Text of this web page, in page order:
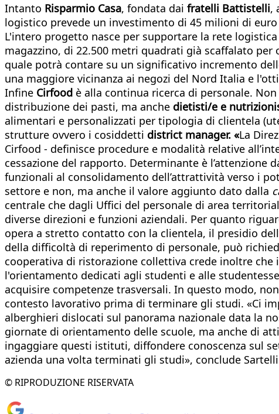
Intanto Risparmio Casa, fondata dai fratelli Battistelli,
logistico prevede un investimento di 45 milioni di
L'intero progetto nasce per supportare la rete
magazzino, di 22.500 metri quadrati già scaffalato
quale potrà contare su un significativo incremento
una maggiore vicinanza ai negozi del Nord Italia e
Infine Cirfood è alla continua ricerca di personale.
distribuzione dei pasti, ma anche dietisti/e e
alimentari e personalizzati per tipologia di clientela
strutture ovvero i cosiddetti district manager. «La
Cirfood - definisce procedure e modalità relative
cessazione del rapporto. Determinante è l’attenzione
funzionali al consolidamento dell’attrattività verso i
settore e non, ma anche il valore aggiunto dato dalla
centrale che dagli Uffici del personale di area
diverse direzioni e funzioni aziendali. Per quanto
opera a stretto contatto con la clientela, il presidio
della difficoltà di reperimento di personale, può
cooperativa di ristorazione collettiva crede inoltre
l'orientamento dedicati agli studenti e alle
acquisire competenze trasversali. In questo modo,
contesto lavorativo prima di terminare gli studi. «Ci
alberghieri dislocati sul panorama nazionale data la
giornate di orientamento delle scuole, ma anche di
ingaggiare questi istituti, diffondere conoscenza sul
azienda una volta terminati gli studi», conclude
© RIPRODUZIONE RISERVATA